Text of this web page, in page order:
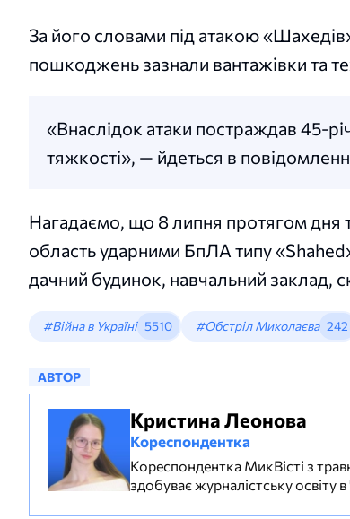
За його словами під атакою
пошкоджень зазнали вантажівки та
«Внаслідок атаки постраждав 45-
тяжкості», — йдеться в
Нагадаємо, що 8 липня протягом дня
область ударними БпЛА типу
дачний будинок, навчальний заклад,
#Війна в Україні 5510 #Обстріл Миколаєва 242
АВТОР
Кристина Леонова
Кореспондентка
Кореспондентка МикВісті з
здобуває журналістську освіту